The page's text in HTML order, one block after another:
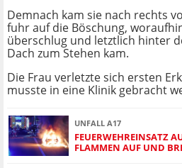
Demnach kam sie nach rechts
fuhr auf die Böschung,
überschlug und letztlich hinter
Dach zum Stehen kam.
Die Frau verletzte sich ersten
musste in eine Klinik gebracht
UNFALL A17
FEUERWEHREINSATZ
FLAMMEN AUF UND